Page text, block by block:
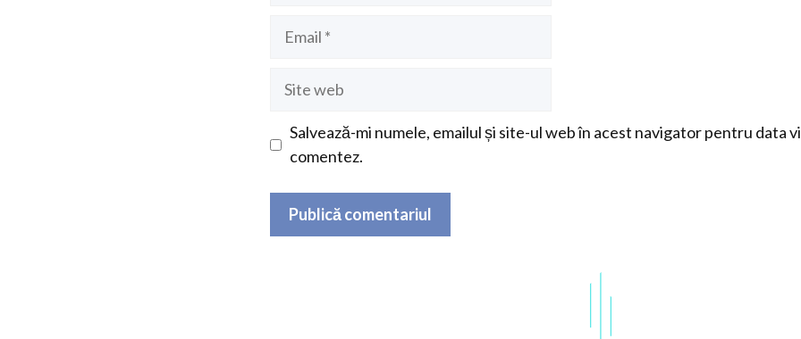
Salvează-mi numele, emailul și site-ul web în acest navigator pentru data
comentez.